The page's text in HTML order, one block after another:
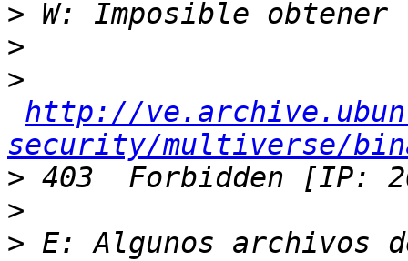
>
>
>
http://
security/multiverse/
>
>
> E: Algunos